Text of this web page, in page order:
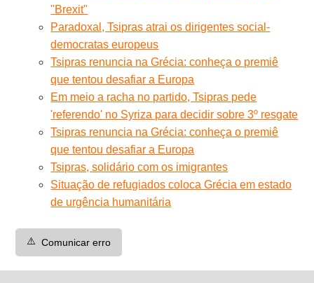
"Brexit"
Paradoxal, Tsipras atrai os dirigentes social-
democratas europeus
Tsipras renuncia na Grécia: conheça o premiê
que tentou desafiar a Europa
Em meio a racha no partido, Tsipras pede
'referendo' no Syriza para decidir sobre 3º resgate
Tsipras renuncia na Grécia: conheça o premiê
que tentou desafiar a Europa
Tsipras, solidário com os imigrantes
Situação de refugiados coloca Grécia em estado
de urgência humanitária
⚠️ Comunicar erro